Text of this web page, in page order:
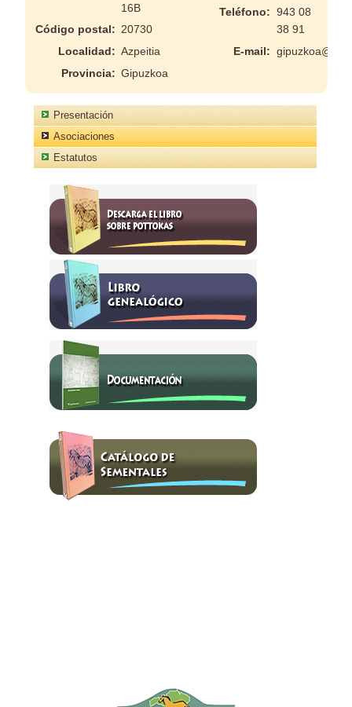
16B
Código postal: 20730
Localidad: Azpeitia
Provincia: Gipuzkoa
Teléfono: 943 08
38 91
E-mail:
Presentación
Asociaciones
Estatutos